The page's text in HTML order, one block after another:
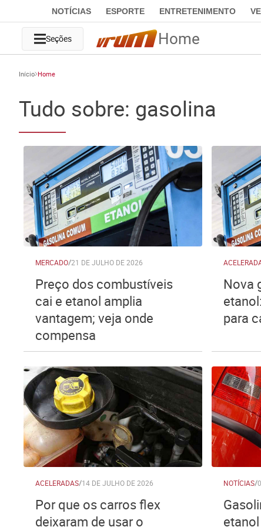
NOTÍCIAS ESPORTE ENTRETENIMENTO
Seções Home
Início Home
Tudo sobre: gasolina
MERCADO/21 DE JULHO DE 2026
Preço dos combustíveis
cai e etanol amplia
vantagem; veja onde
compensa
Nova
para
ACELERADAS/14 DE JULHO DE 2026
Por que os carros flex
deixaram de usar o
NOTÍCIAS/